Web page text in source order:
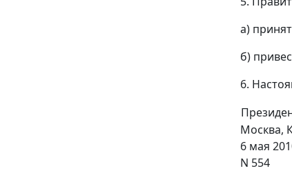
а)
б)
6.
Москва,
6 мая
N 554